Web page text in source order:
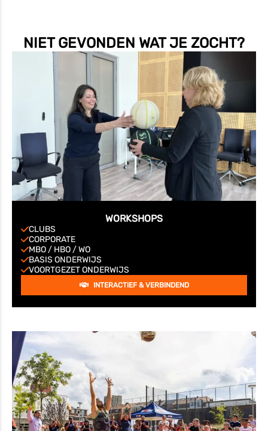
NIET GEVONDEN WAT JE ZOCHT?
WORKSHOPS
CLUBS
CORPORATE
MBO / HBO / WO
BASIS ONDERWIJS
VOORTGEZET ONDERWIJS
INTERACTIEF & VERBINDEND